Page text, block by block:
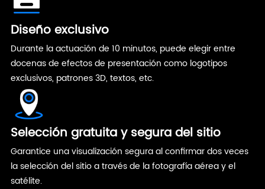
Diseño exclusivo
Durante la actuación de 10 minutos, puede elegir entre
docenas de efectos de presentación como logotipos
exclusivos, patrones 3D, textos, etc.
Selección gratuita y segura del sitio
Garantice una visualización segura al confirmar dos veces
la selección del sitio a través de la fotografía aérea y el
satélite.